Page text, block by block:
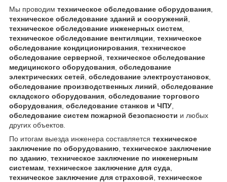
Мы проводим техническое обследование оборудования
техническое обследование зданий и сооружений
техническое обследование инженерных систем
техническое обследование вентиляции техническое
обследование кондиционирования техническое
обследование серверной техническое обследование
медицинского оборудования обследование
электрических сетей обследование электроустановок
обследование производственных линий обследование
складского оборудования обследование торгового
оборудования обследование станков и ЧПУ
обследование систем пожарной безопасности и любых
других объектов.
По итогам выезда инженера составляется техническое
заключение по оборудованию техническое заключение
по зданию техническое заключение по инженерным
системам техническое заключение для суда
техническое заключение для страховой техническое